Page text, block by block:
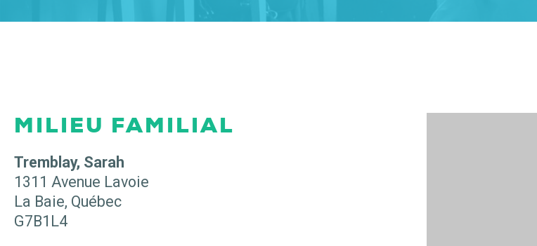
MILIEU FAMILIAL
Tremblay, Sarah
1311 Avenue Lavoie
La Baie, Québec
G7B1L4